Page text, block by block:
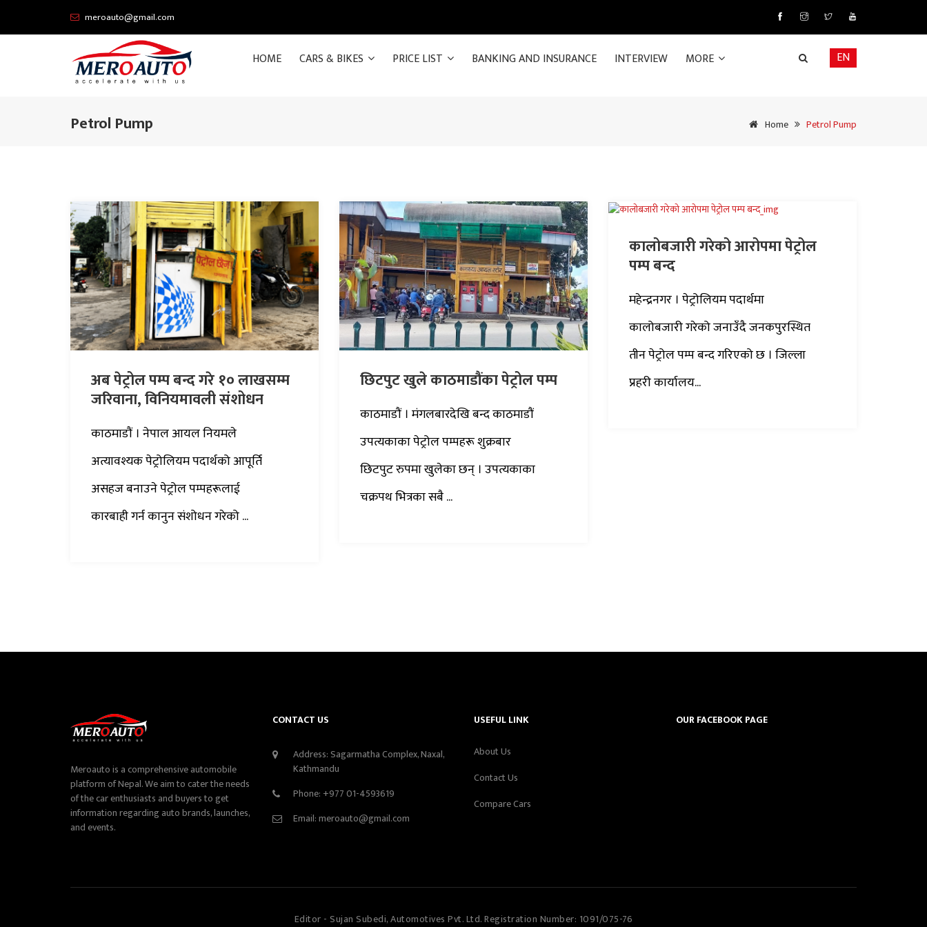
meroauto@gmail.com
HOME CARS & BIKES PRICE LIST BANKING AND INSURANCE INTERVIEW MORE EN
Petrol Pump Home Petrol Pump
अब पेट्रोल पम्प बन्द गरे १० लाखसम्म
जरिवाना, विनियमावली संशोधन
काठमाडौं । नेपाल आयल नियमले
अत्यावश्यक पेट्रोलियम पदार्थको आपूर्ति
असहज बनाउने पेट्रोल पम्पहरूलाई
कारबाही गर्न कानुन संशोधन गरेको ...
छिटपुट खुले काठमाडौंका पेट्रोल पम्प
काठमाडौं । मंगलबारदेखि बन्द काठमाडौं
उपत्यकाका पेट्रोल पम्पहरू शुक्रबार
छिटपुट रुपमा खुलेका छन् । उपत्यकाका
चक्रपथ भित्रका सबै ...
कालोबजारी गरेको आरोपमा पेट्रोल
पम्प बन्द
महेन्द्रनगर । पेट्रोलियम पदार्थमा
कालोबजारी गरेको जनाउँदै जनकपुरस्थित
तीन पेट्रोल पम्प बन्द गरिएको छ । जिल्ला
प्रहरी कार्यालय...
Meroauto is a comprehensive automobile
platform of Nepal. We aim to cater the needs
of the car enthusiasts and buyers to get
information regarding auto brands, launches,
and events.
CONTACT US
Address: Sagarmatha Complex, Naxal,
Kathmandu
Phone: +977 01-4593619
Email:meroauto@gmail.com
USEFUL LINK
About Us
Contact Us
Compare Cars
OUR FACEBOOK PAGE
Editor - Sujan Subedi, Automotives Pvt. Ltd. Registration Number: 1091/075-76